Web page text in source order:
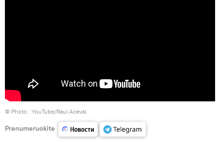
© Photo : YouTube/Raul Aceval
Prenumeruokite